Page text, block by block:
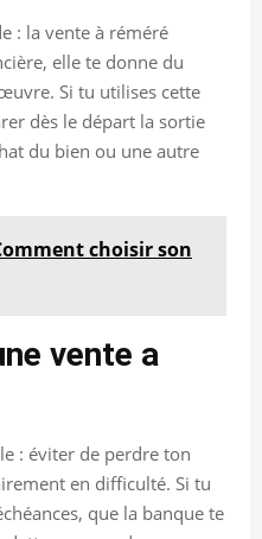
: la vente à réméré
elle te donne du
Si tu utilises cette
dès le départ la sortie
du bien ou une autre
choisir son
vente a
: éviter de perdre ton
en difficulté. Si tu
que la banque te